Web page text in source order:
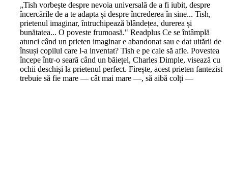
„Tish vorbește despre nevoia universală de a fi iubit, despre
încercările de a te adapta și despre încrederea în sine... Tish,
prietenul imaginar, întruchipează blândețea, durerea și
bunătatea... O poveste frumoasă." Readplus Ce se întâmplă
atunci când un prieten imaginar e abandonat sau e dat uitării de
însuși copilul care l-a inventat? Tish e pe cale să afle. Povestea
începe într-o seară când un băiețel, Charles Dimple, visează cu
ochii deschiși la prietenul perfect. Firește, acest prieten fantezist
trebuie să fie mare — cât mai mare —, să aibă colți —